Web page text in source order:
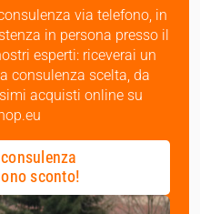
via telefono, in
in persona presso il
esperti: riceverai un
consulenza scelta, da
acquisti online su
sconto!